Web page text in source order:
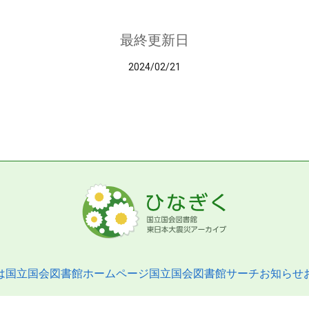
最終更新日
2024/02/21
国立国会図書館ホームページ国立国会図書館サーチお知らせ